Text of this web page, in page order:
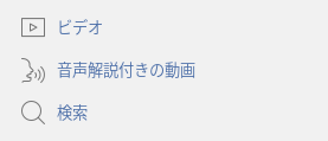
で
開
く）
タ
ブ
で
開
く）
ビデオ
音声解説付きの動画
検索